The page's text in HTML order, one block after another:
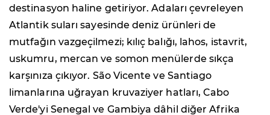
destinasyon haline getiriyor. Adaları çevreleyen
Atlantik suları sayesinde deniz ürünleri de
mutfağın vazgeçilmezi; kılıç balığı, lahos, istavrit,
uskumru, mercan ve somon menülerde sıkça
karşınıza çıkıyor. São Vicente ve Santiago
limanlarına uğrayan kruvaziyer hatları, Cabo
Verde'yi Senegal ve Gambiya dâhil diğer Afrika